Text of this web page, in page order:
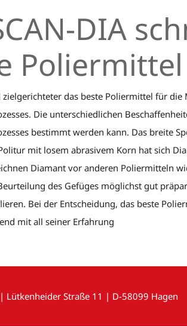
DIA
zielgerichteter das beste Poliermittel für
Die unterschiedlichen
bestimmt werden kann. Das breite
mit losem abrasivem Korn hat sich
Diamant vor anderen Poliermitteln
des Gefüges möglichst gut
Bei der Entscheidung, das beste
mit all seiner Erfahrung
Lütkenheider Straße 11 | D-58099 Hagen